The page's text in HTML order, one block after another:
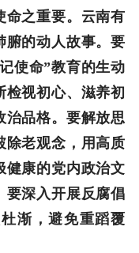
命之重要。云南有
腑的动人故事。要
使命”教育的生动
检视初心、滋养初
治品格。要解放思
除老观念，用高质
健康的党内政治文
要深入开展反腐倡
渐，避免重蹈覆